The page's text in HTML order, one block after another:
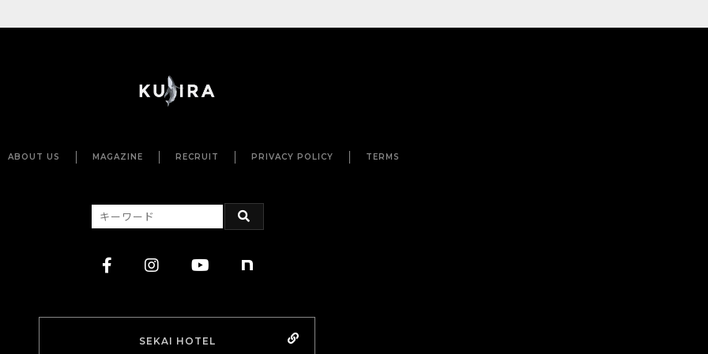
ABOUT US MAGAZINE RECRUIT PRIVACY POLICY TERMS
SEKAI HOTEL